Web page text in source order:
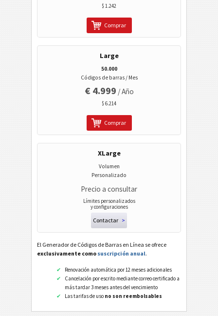
$ 1.242
Comprar
Large
50.000
Códigos de barras / Mes
€ 4.999 / Año
$ 6.214
Comprar
XLarge
Volumen
Personalizado
Precio a consultar
Límites personalizados
y configuraciones
Contactar >
El Generador de Códigos de Barras en Línea se ofrece
exclusivamente como suscripción anual.
Renovación automática por 12 meses adicionales
Cancelación por escrito mediante correo certificado a
más tardar 3 meses antes del vencimiento
Las tarifas de uso no son reembolsables